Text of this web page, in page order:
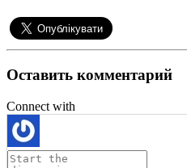
Оставить комментарий
Connect with